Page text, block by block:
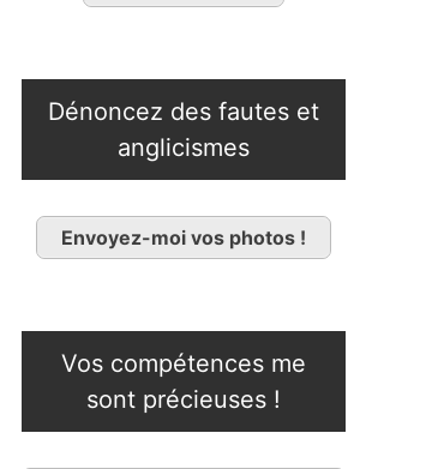
Dénoncez des fautes et
anglicismes
Envoyez-moi vos photos !
Vos compétences me
sont précieuses !